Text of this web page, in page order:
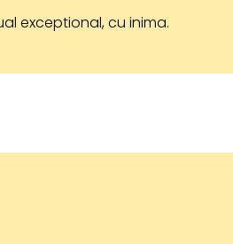
exceptional, cu inima.